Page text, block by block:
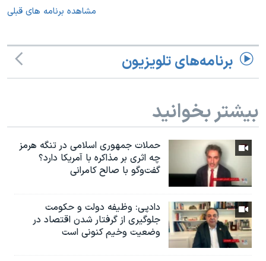
مشاهده برنامه های قبلی
برنامه‌های تلویزیون
بیشتر بخوانید
حملات جمهوری اسلامی در تنگه هرمز
چه اثری بر مذاکره با آمریکا دارد؟
گفت‌وگو با صالح کامرانی
دادپی: وظیفه دولت و حکومت
جلوگیری از گرفتار شدن اقتصاد در
وضعیت وخیم کنونی است